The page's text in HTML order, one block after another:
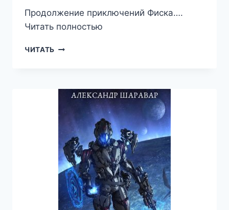
Продолжение приключений Фиска….
Читать полностью
ЧИТАТЬ ВЕРНУТЬ
—
АЛЕКСАНДР
ШАРАВАР